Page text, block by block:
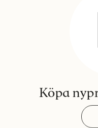
Köpa